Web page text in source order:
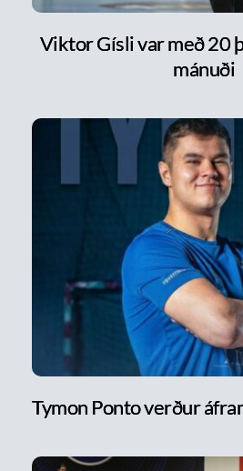
Viktor Gísli var með 20
mánuði
Tymon Ponto verður